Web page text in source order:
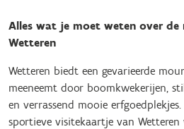
Alles wat je moet weten over
Wetteren
Wetteren biedt een gevarieerde
meeneemt door boomkwekerijen,
en verrassend mooie
sportieve visitekaartje van